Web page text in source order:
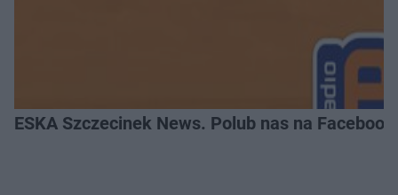
ESKA Szczecinek News. Polub nas na